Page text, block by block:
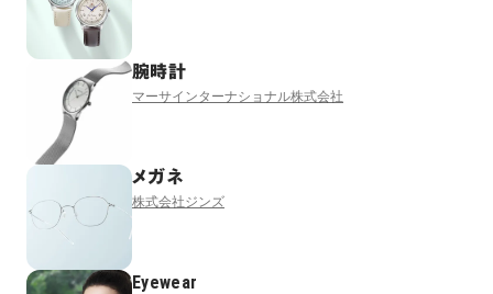
腕時計
マーサインターナショナル株式会社
メガネ
株式会社ジンズ
Eyewear